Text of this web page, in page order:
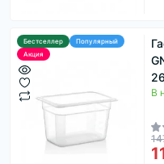
Бестселлер
Популярный
Акция
В